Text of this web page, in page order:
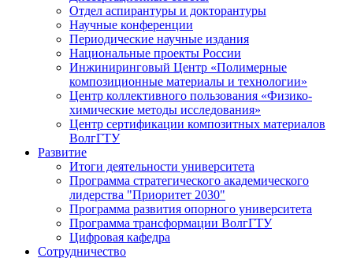
Отдел аспирантуры и докторантуры
Научные конференции
Периодические научные издания
Национальные проекты России
Инжиниринговый Центр «Полимерные
композиционные материалы и технологии»
Центр коллективного пользования «Физико-
химические методы исследования»
Центр сертификации композитных материалов
ВолгГТУ
Развитие
Итоги деятельности университета
Программа стратегического академического
лидерства "Приоритет 2030"
Программа развития опорного университета
Программа трансформации ВолгГТУ
Цифровая кафедра
Сотрудничество